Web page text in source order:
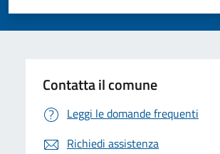
Valuta 5 stelle su 5
Valuta 4 stelle su 5
Valuta 3 stelle su 5
Valuta 2 stelle su 5
Valuta 1 stelle su 5
Contatta il comune
Leggi le domande frequenti
Richiedi assistenza